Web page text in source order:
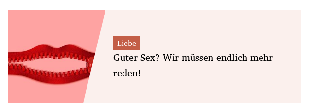
Liebe
Guter Sex? Wir müssen endlich mehr
reden!